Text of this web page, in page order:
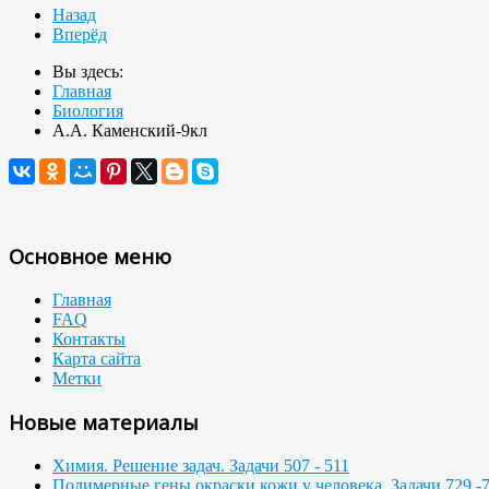
Назад
Вперёд
Вы здесь:
Главная
Биология
А.А. Каменский-9кл
Основное меню
Главная
FAQ
Контакты
Карта сайта
Метки
Новые материалы
Химия. Решение задач. Задачи 507 - 511